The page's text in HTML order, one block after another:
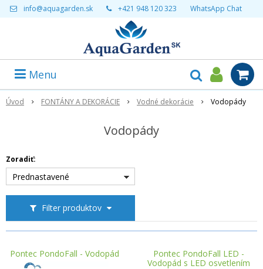
info@aquagarden.sk +421 948 120 323 WhatsApp Chat
Menu
Úvod FONTÁNY A DEKORÁCIE Vodné dekorácie Vodopády
Vodopády
Filter produktov
Zoradiť:
Prednastavené
Pontec PondoFall - Vodopád
Pontec PondoFall LED -
Vodopád s LED osvetlením